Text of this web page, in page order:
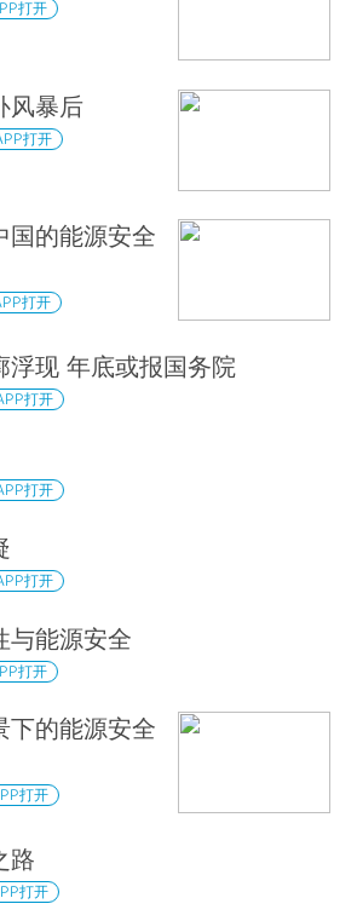
打开
风暴后
打开
国的能源安全
打开
浮现 年底或报国务院
打开
打开
打开
与能源安全
打开
下的能源安全
打开
路
打开